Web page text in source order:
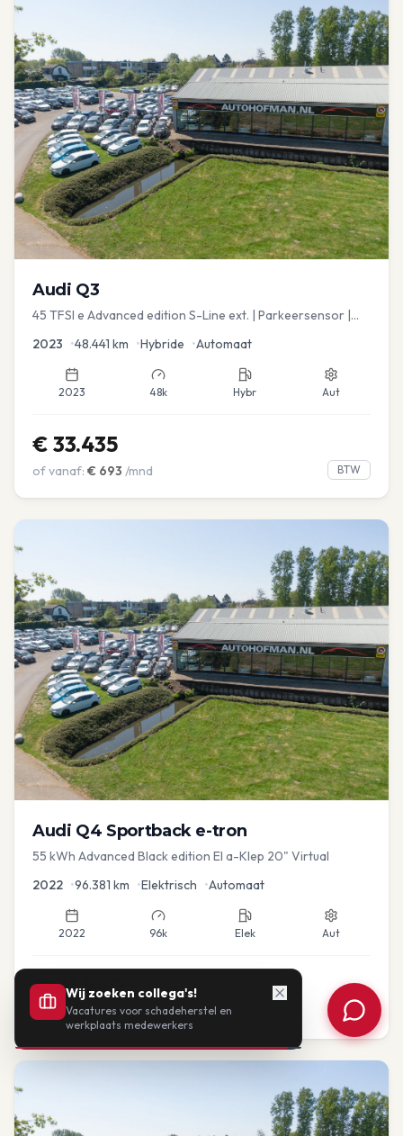
Audi Q3
45 TFSI e Advanced edition S-Line ext. | Parkeersensor |
2023 •48.441 km •Hybride •Automaat
2023 48k Hybr Aut
€ 33.435
of vanaf: € 693 /mnd BTW
Audi Q4 Sportback e-tron
55 kWh Advanced Black edition El a-Klep 20" Virtual
2022 •96.381 km •Elektrisch •Automaat
2022 96k Elek Aut
€26.940
of vanaf: €558 /mnd BTW
Wij zoeken collega's!
Vacatures voor schadeherstel en
werkplaats medewerkers